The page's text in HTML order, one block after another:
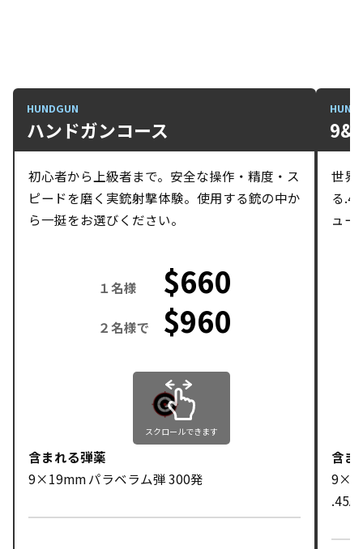
HUNDGUN
ハンドガンコース
初心者から上級者まで。安全な操作・精度・ス
ピードを磨く実銃射撃体験。使用する銃の中か
ら一挺をお選びください。
１名様 $660
２名様で $960
含まれる弾薬
9×19mm パラベラム弾 300発
世界
る
ュー
含ま
スクロールできます